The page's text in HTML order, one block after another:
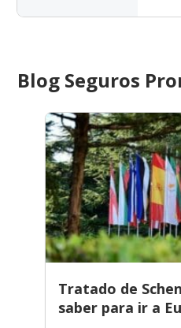
Blog Seguros
Tratado de
saber para ir a